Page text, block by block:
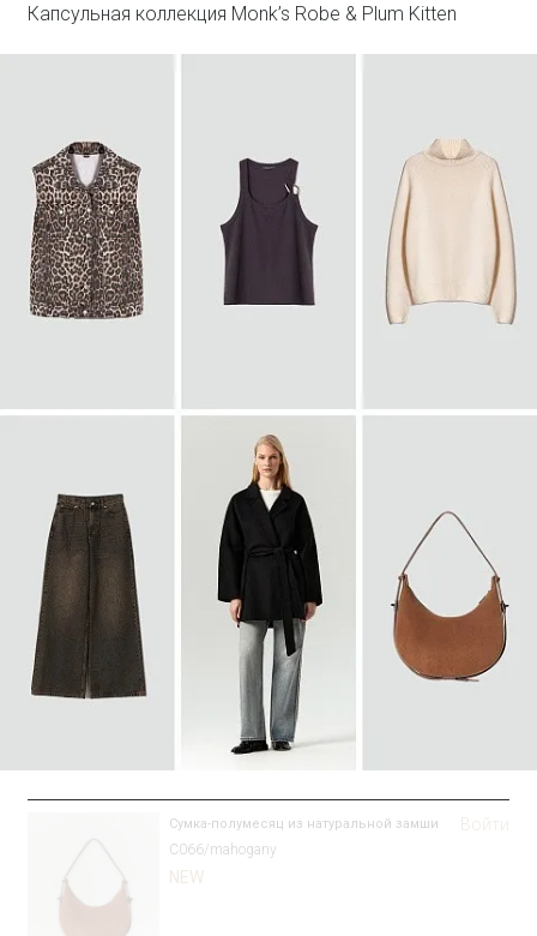
B3115/champan
Войти
SALE
Капсульная коллекция Monk’s Robe & Plum Kitten
Сумка-полумесяц из натуральной замши
C066/mahogany
NEW
Войти